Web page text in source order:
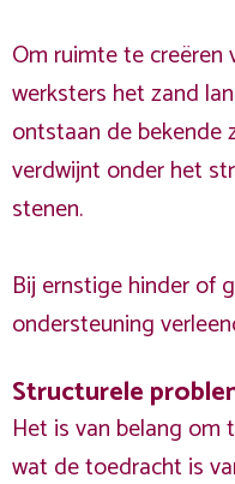
Om ruimte te
werksters het zand
ontstaan de bekende
verdwijnt onder het
stenen.
Bij ernstige hinder of
ondersteuning
Structurele
Het is van belang om
wat de toedracht is